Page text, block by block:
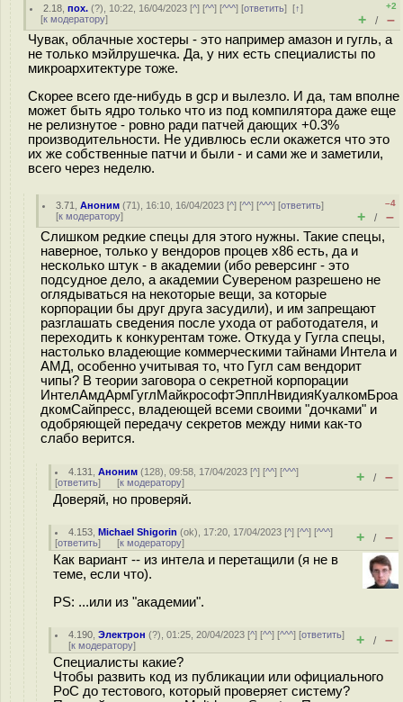
2.18 ,пох. (?), 10:22, 16/04/2023 [^] [^^] [^^^] [ответить][↑]
[к модератору]
+2
+ / –
Чувак, облачные хостеры - это например амазон и гугль, а
не только мэйлрушечка. Да, у них есть специалисты по
микроархитектуре тоже.
Скорее всего где-нибудь в gcp и вылезло. И да, там вполне
может быть ядро только что из под компилятора даже еще
не релизнутое - ровно ради патчей дающих +0.3%
производительности. Не удивлюсь если окажется что это
их же собственные патчи и были - и сами же и заметили,
всего через неделю.
3.71 ,Аноним (71), 16:10, 16/04/2023 [^] [^^] [^^^] [ответить]
[к модератору]
–4
+ / –
Слишком редкие спецы для этого нужны. Такие спецы,
наверное, только у вендоров процев x86 есть, да и
несколько штук - в академии (ибо реверсинг - это
подсудное дело, а академии Сувереном разрешено не
оглядываться на некоторые вещи, за которые
корпорации бы друг друга засудили), и им запрещают
разглашать сведения после ухода от работодателя, и
переходить к конкурентам тоже. Откуда у Гугла спецы,
настолько владеющие коммерческими тайнами Интела и
АМД, особенно учитывая то, что Гугл сам вендорит
чипы? В теории заговора о секретной корпорации
ИнтелАмдАрмГуглМайкрософтЭпплНвидияКуалкомБроа
дкомСайпресс, владеющей всеми своими "дочками" и
одобряющей передачу секретов между ними как-то
слабо верится.
4.131 ,Аноним (128), 09:58, 17/04/2023 [^] [^^] [^^^]
[ответить] [к модератору] + / –
Доверяй, но проверяй.
4.153 ,Michael Shigorin (ok), 17:20, 17/04/2023 [^] [^^] [^^^]
[ответить] [к модератору] + / –
Как вариант -- из интела и перетащили (я не в
теме, если что).
PS: ...или из "академии".
4.190 ,Электрон (?), 01:25, 20/04/2023 [^] [^^] [^^^] [ответить]
[к модератору] + / –
Специалисты какие?
Чтобы развить код из публикации или официального
PoC до тестового, который проверяет систему?